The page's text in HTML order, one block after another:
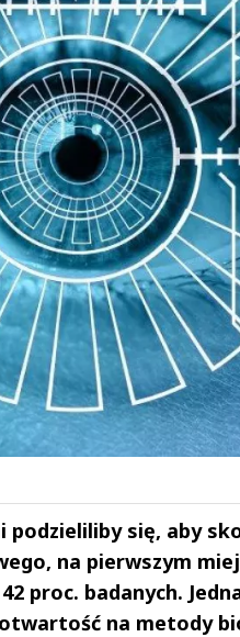
się, aby
na pierwszym
proc. badanych.
na metody